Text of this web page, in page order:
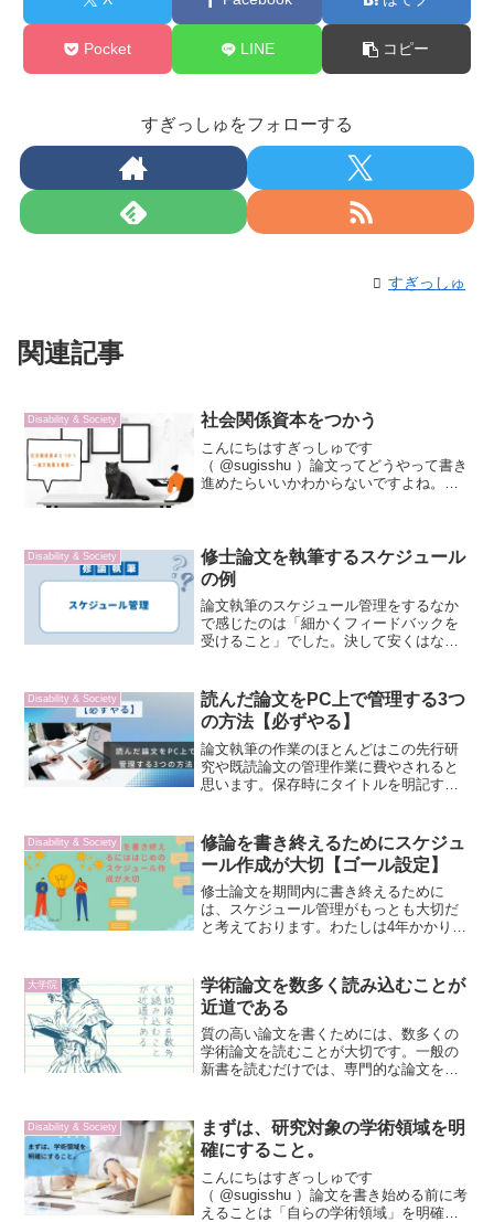
Pocket LINE コピー
すぎっしゅをフォローする
すぎっしゅ
関連記事
Disability & Society 社会関係資本をつかう
こんにちはすぎっしゅです
（ @sugisshu ）論文ってどうやって書き
進めたらいいかわからないですよね。な
は３０歳を超えてから本格的...
Disability & Society
修士論文を執筆するスケジュール
の例
論文執筆のスケジュール管理をするなか
で感じたのは「細かくフィードバックを
受けること」でした。決して安くはない
ール通り修了するためのキーポイントだ
と考えます。
Disability & Society
読んだ論文をPC上で管理する3つ
の方法【必ずやる】
論文執筆の作業のほとんどはこの先行研
究や既読論文の管理作業に費やされると
思います。保存時にタイトルを明記す
ト）
Disability & Society
修論を書き終えるためにスケジュ
ール作成が大切【ゴール設定】
修士論文を期間内に書き終えるために
は、スケジュール管理がもっとも大切だ
と考えております。わたしは4年かかりま
はないでしょうか。
大学院
学術論文を数多く読み込むことが
近道である
質の高い論文を書くためには、数多くの
学術論文を読むことが大切です。一般の
新書を読むだけでは、専門的な論文を書
が飛躍するからです。このような理由か
ら、書籍ではなく論文を読むことが大切
といえるでしょう。
Disability & Society
まずは、研究対象の学術領域を明
確にすること。
こんにちはすぎっしゅです
（ @sugisshu ）論文を書き始める前に考
えることは「自らの学術領域」を明確に